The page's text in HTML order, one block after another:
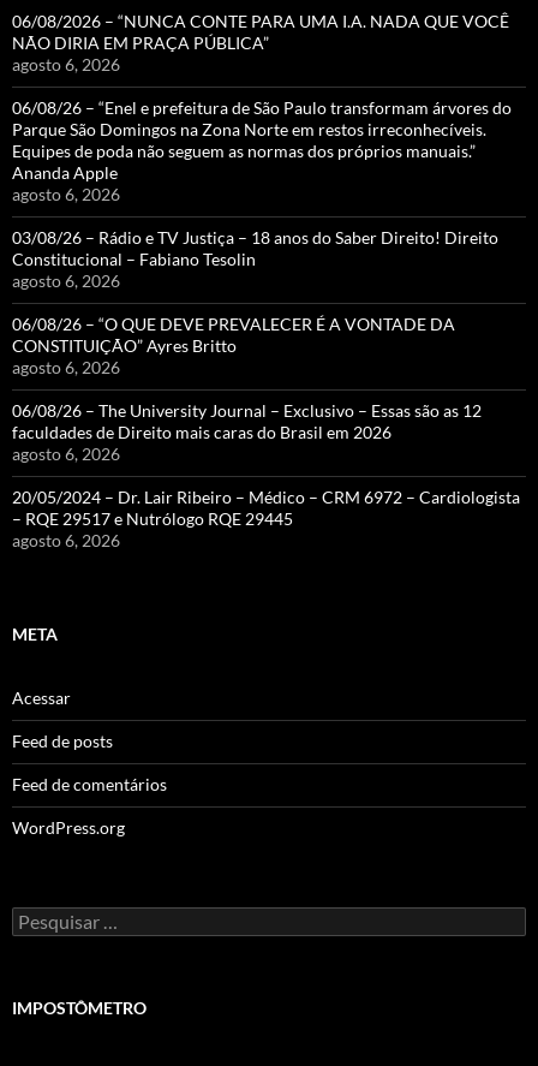
06/08/2026 – “NUNCA CONTE PARA UMA I.A. NADA QUE VOCÊ
NÃO DIRIA EM PRAÇA PÚBLICA”
agosto 6, 2026
06/08/26 – “Enel e prefeitura de São Paulo transformam árvores do
Parque São Domingos na Zona Norte em restos irreconhecíveis.
Equipes de poda não seguem as normas dos próprios manuais.”
Ananda Apple
agosto 6, 2026
03/08/26 – Rádio e TV Justiça – 18 anos do Saber Direito! Direito
Constitucional – Fabiano Tesolin
agosto 6, 2026
06/08/26 – “O QUE DEVE PREVALECER É A VONTADE DA
CONSTITUIÇÃO” Ayres Britto
agosto 6, 2026
06/08/26 – The University Journal – Exclusivo – Essas são as 12
faculdades de Direito mais caras do Brasil em 2026
agosto 6, 2026
20/05/2024 – Dr. Lair Ribeiro – Médico – CRM 6972 – Cardiologista
– RQE 29517 e Nutrólogo RQE 29445
agosto 6, 2026
META
Acessar
Feed de posts
Feed de comentários
WordPress.org
Pesquisar
por:
IMPOSTÔMETRO